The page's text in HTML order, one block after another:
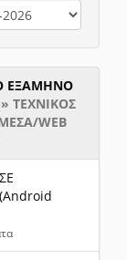
ΕΞΑΜΗΝΟ
» ΤΕΧΝΙΚΟΣ
WEB